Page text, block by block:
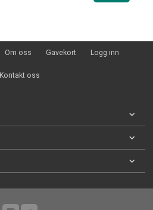
Om oss Gavekort Logg inn
Kontakt oss